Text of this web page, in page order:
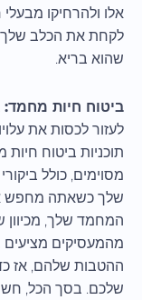
אלו ולהרחיקו
לקחת את הכלב שלך
שהוא בריא.
ביטוח חיות מחמד:
לעזור לכסות את
תוכניות ביטוח
מסוימים, כולל
שלך כשאתה מחפש
המחמד שלך, מכיוון
מהמעסיקים
ההטבות שלהם, אז
שלכם. בסך הכל,